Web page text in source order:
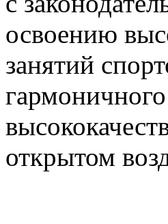
освоению
занятий
открытом